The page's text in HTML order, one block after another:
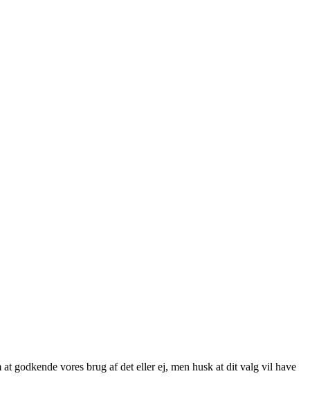
godkende vores brug af det eller ej, men husk at dit valg vil have